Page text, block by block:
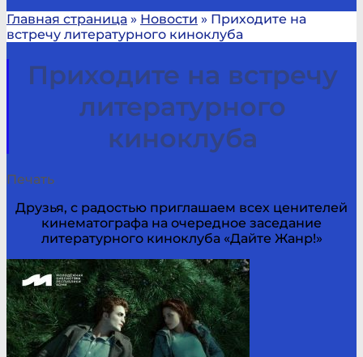
Главная страница » Новости » Приходите на
встречу литературного киноклуба
Приходите на встречу
литературного
киноклуба
Печать
Друзья, с радостью приглашаем всех ценителей
кинематографа на очередное заседание
литературного киноклуба «Дайте Жанр!»